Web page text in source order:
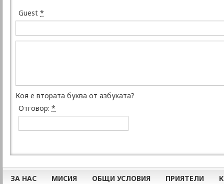
Guest *
Коя е втората буква от азбуката?
Отговор: *
ЗА НАС МИСИЯ ОБЩИ УСЛОВИЯ ПРИЯТЕЛИ